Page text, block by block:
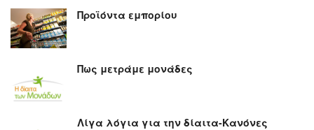
Προϊόντα εμπορίου
Πως μετράμε μονάδες
Λίγα λόγια για την δίαιτα-Κανόνες